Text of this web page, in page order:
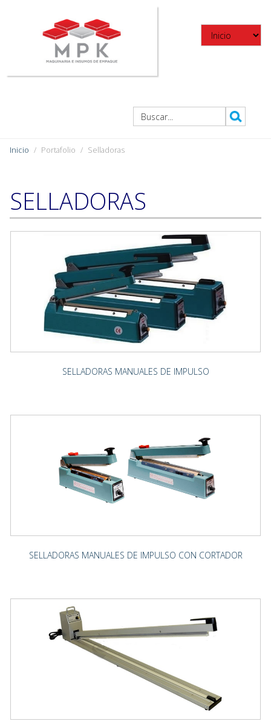
Inicio Portafolio Selladoras
SELLADORAS
SELLADORAS MANUALES DE IMPULSO
SELLADORAS MANUALES DE IMPULSO CON CORTADOR